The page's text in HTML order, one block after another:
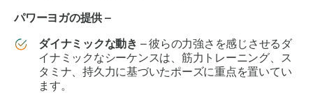
パワーヨガの提供 –
ダイナミックな動き – 彼らの力強さを感じさせるダ
イナミックなシーケンスは、筋力トレーニング、ス
タミナ、持久力に基づいたポーズに重点を置いてい
ます。